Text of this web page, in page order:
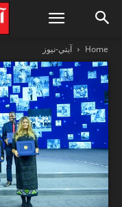
Home آيتي-نيوز